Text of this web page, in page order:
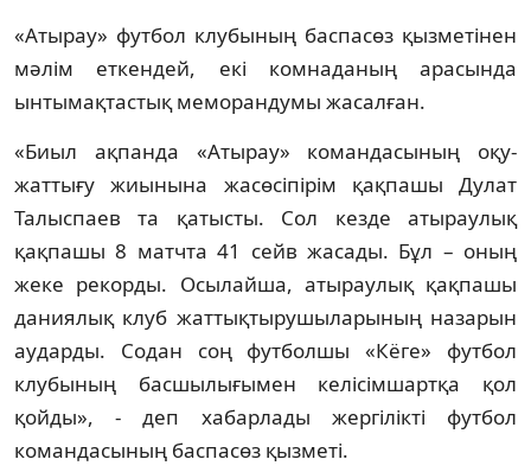
«Атырау» футбол клубының баспасөз қызметінен
мәлім еткендей, екі комнаданың арасында
ынтымақтастық меморандумы жасалған.
«Биыл ақпанда «Атырау» командасының оқу-
жаттығу жиынына жасөсіпірім қақпашы Дулат
Талыспаев та қатысты. Сол кезде атыраулық
қақпашы 8 матчта 41 сейв жасады. Бұл – оның
жеке рекорды. Осылайша, атыраулық қақпашы
даниялық клуб жаттықтырушыларының назарын
аударды. Содан соң футболшы «Кёге» футбол
клубының басшылығымен келісімшартқа қол
қойды», - деп хабарлады жергілікті футбол
командасының баспасөз қызметі.